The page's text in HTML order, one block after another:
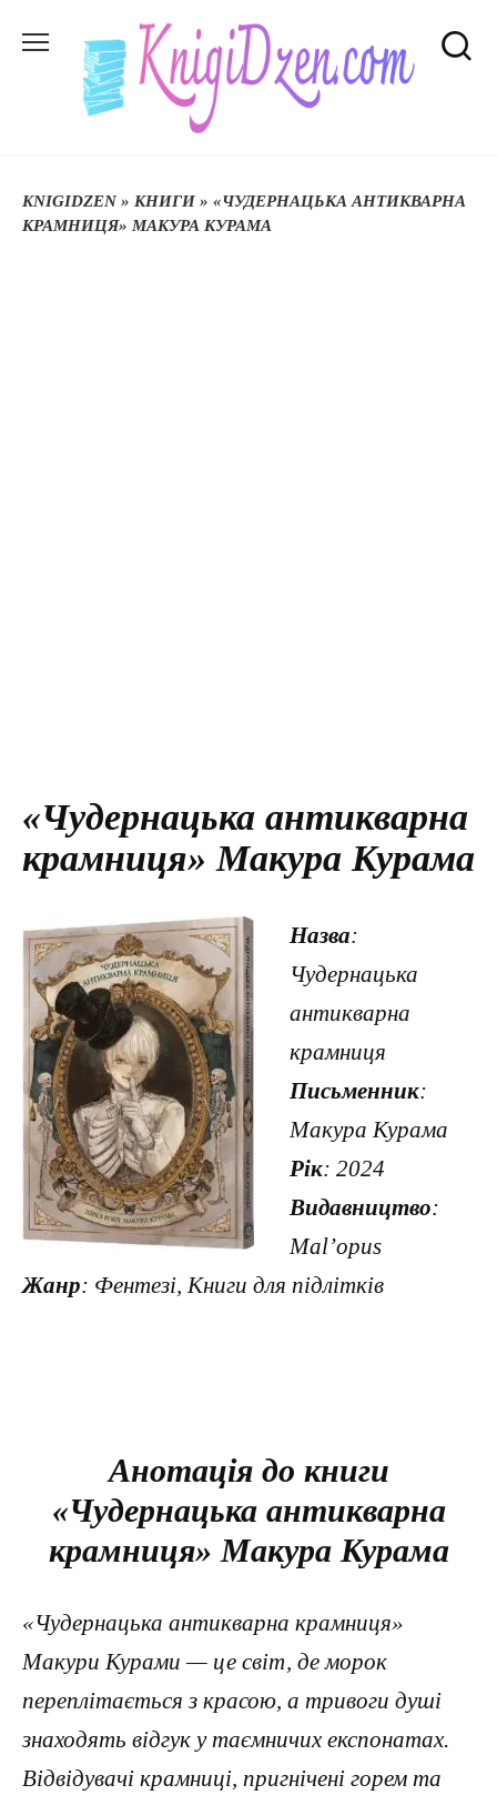
до
KNIGIDZEN» КНИГИ » «ЧУДЕРНАЦЬКА АНТИКВАРНА
КРАМНИЦЯ» МАКУРА КУРАМА
«Чудернацька антикварна
крамниця» Макура Курама
Назва:
Чудернацька
антикварна
крамниця
Письменник:
Макура Курама
Рік: 2024
Видавництво:
Mal’opus
Жанр: Фентезі, Книги для підлітків
Анотація до книги
«Чудернацька антикварна
крамниця» Макура Курама
«Чудернацька антикварна крамниця»
Макури Курами — це світ, де морок
переплітається з красою, а тривоги душі
знаходять відгук у таємничих експонатах.
Відвідувачі крамниці, пригнічені горем та